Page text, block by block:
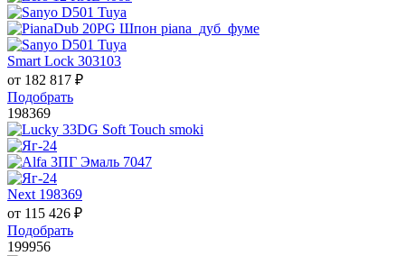
Smart Lock 303103
от 182 817 ₽
Подобрать
198369
Next 198369
от 115 426 ₽
Подобрать
199956